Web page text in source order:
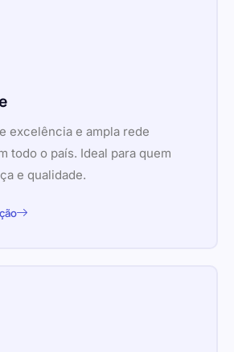
excelência e ampla rede
todo o país. Ideal para quem
e qualidade.